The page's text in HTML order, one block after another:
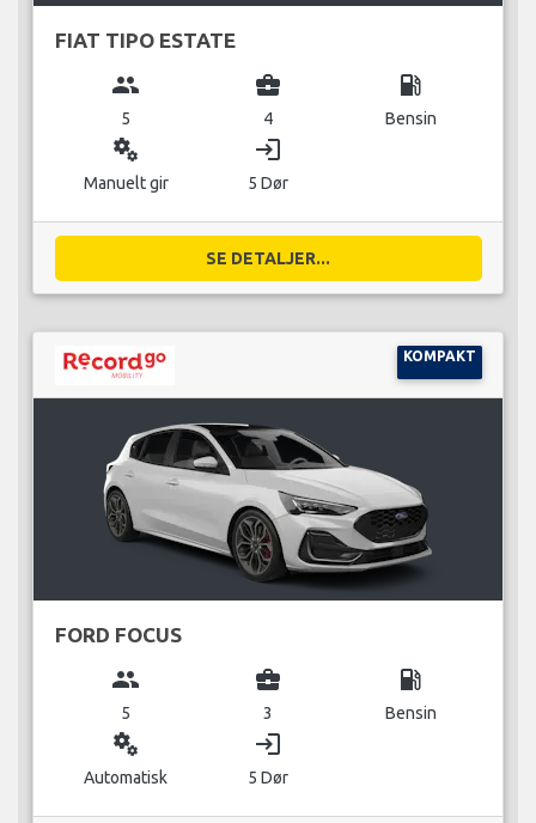
FIAT TIPO ESTATE
group
5
business_center
4
local_gas_station
Bensin
miscellaneous_services
Manuelt gir
login
5 Dør
SE DETALJER...
KOMPAKT
FORD FOCUS
group
5
business_center
3
local_gas_station
Bensin
miscellaneous_services
Automatisk
login
5 Dør